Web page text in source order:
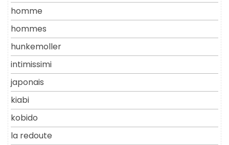
homme
hommes
hunkemoller
intimissimi
japonais
kiabi
kobido
la redoute